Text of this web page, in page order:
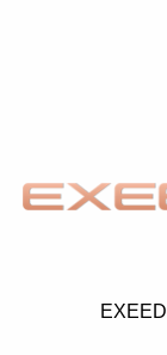
EXEED